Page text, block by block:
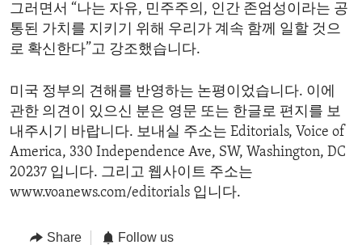
그러면서 “나는 자유, 민주주의, 인간 존엄성이라는 공
통된 가치를 지키기 위해 우리가 계속 함께 일할 것으
로 확신한다”고 강조했습니다.
미국 정부의 견해를 반영하는 논평이었습니다. 이에
관한 의견이 있으신 분은 영문 또는 한글로 편지를 보
내주시기 바랍니다. 보내실 주소는 Editorials, Voice of
America, 330 Independence Ave, SW, Washington, DC
20237 입니다. 그리고 웹사이트 주소는
www.voanews.com/editorials 입니다.
Share Follow us